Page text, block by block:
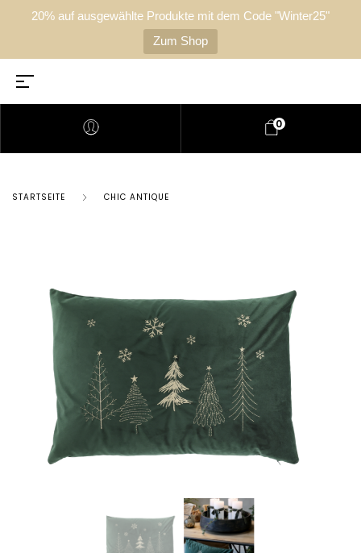
20% auf ausgewählte Produkte mit dem Code "Winter25"
Zum Shop
0
STARTSEITE CHIC ANTIQUE